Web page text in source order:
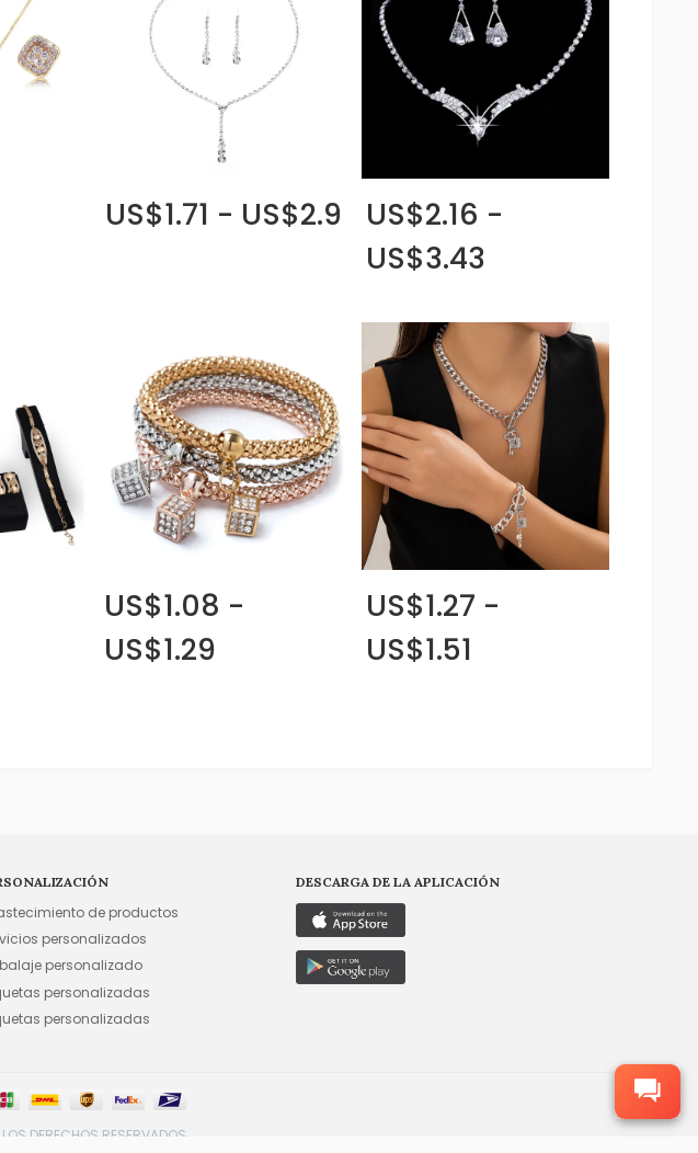
US$1.71 - US$2.9
US$2.16 -
US$3.43
US$1.08 -
US$1.29
US$1.27 -
US$1.51
de productos
personalizados
personalizado
personalizadas
personalizadas
DESCARGA DE LA APLICACIÓN
DERECHOS RESERVADOS.